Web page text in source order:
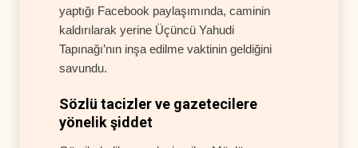
yaptığı Facebook paylaşımında, caminin
kaldırılarak yerine Üçüncü Yahudi
Tapınağı’nın inşa edilme vaktinin geldiğini
savundu.
Sözlü tacizler ve gazetecilere
yönelik şiddet